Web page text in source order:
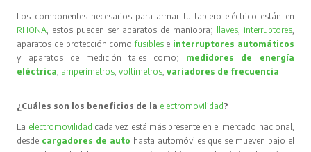
Los componentes necesarios para armar tu tablero eléctrico están en
RHONA, estos pueden ser aparatos de maniobra; llaves, interruptores,
aparatos de protección comofusibles e interruptores automáticos
y aparatos de medición tales como; medidores de energía
eléctrica, amperímetros,voltímetros,variadores de frecuencia.
¿Cuáles son los beneficios de la electromovilidad ?
La electromovilidad cada vez está más presente en el mercado nacional,
desde cargadores de auto hasta automóviles que se mueven bajo el